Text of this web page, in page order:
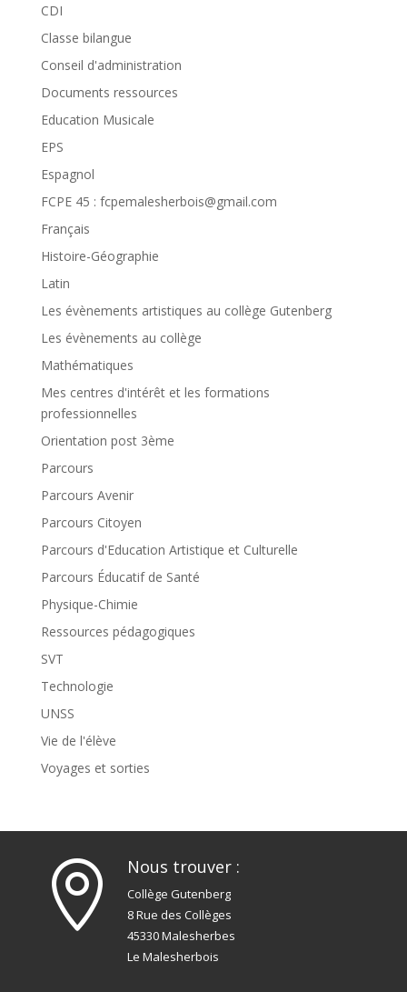
CDI
Classe bilangue
Conseil d'administration
Documents ressources
Education Musicale
EPS
Espagnol
FCPE 45 : fcpemalesherbois@gmail.com
Français
Histoire-Géographie
Latin
Les évènements artistiques au collège Gutenberg
Les évènements au collège
Mathématiques
Mes centres d'intérêt et les formations
professionnelles
Orientation post 3ème
Parcours
Parcours Avenir
Parcours Citoyen
Parcours d'Education Artistique et Culturelle
Parcours Éducatif de Santé
Physique-Chimie
Ressources pédagogiques
SVT
Technologie
UNSS
Vie de l'élève
Voyages et sorties
 Nous trouver :
Collège Gutenberg
8 Rue des Collèges
45330 Malesherbes
Le Malesherbois